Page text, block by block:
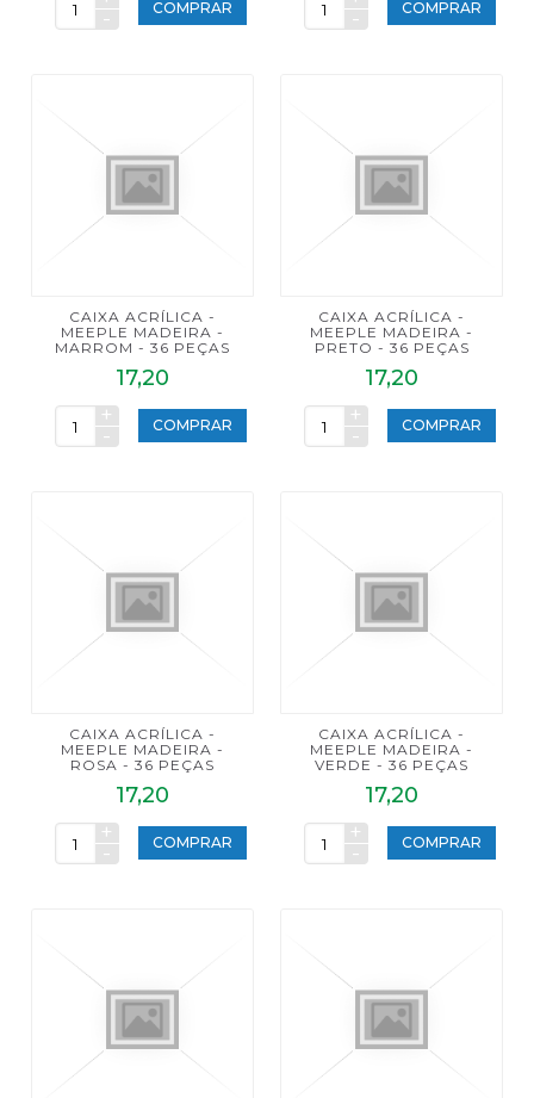
-
COMPRAR
-
COMPRAR
CAIXA ACRÍLICA -
MEEPLE MADEIRA -
MARROM - 36 PEÇAS
17,20
+
-
COMPRAR
CAIXA ACRÍLICA -
MEEPLE MADEIRA -
PRETO - 36 PEÇAS
17,20
+
-
COMPRAR
CAIXA ACRÍLICA -
MEEPLE MADEIRA -
ROSA - 36 PEÇAS
17,20
+
-
COMPRAR
CAIXA ACRÍLICA -
MEEPLE MADEIRA -
VERDE - 36 PEÇAS
17,20
+
-
COMPRAR